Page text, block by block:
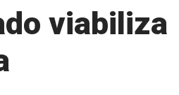
viabiliza